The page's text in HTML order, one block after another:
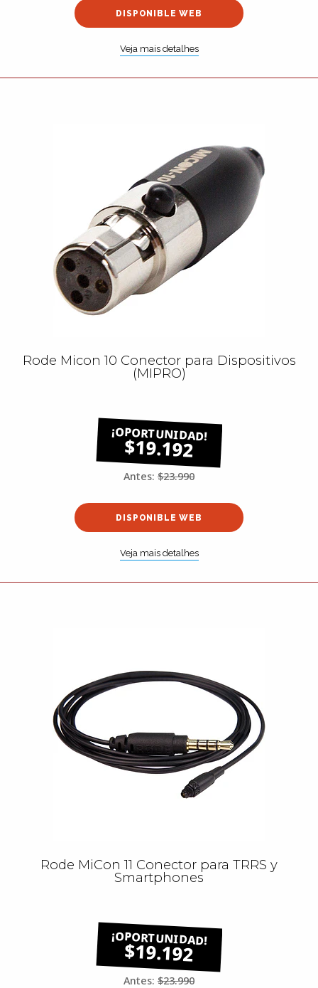
DISPONIBLE WEB
Veja mais detalhes
Rode Micon 10 Conector para Dispositivos
(MIPRO)
$19.192
Antes: $23.990
DISPONIBLE WEB
Veja mais detalhes
Rode MiCon 11 Conector para TRRS y
Smartphones
$19.192
Antes: $23.990